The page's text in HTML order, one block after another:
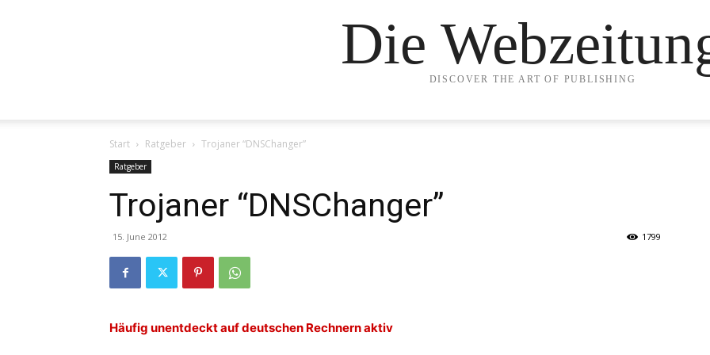
Die
DISCOVER THE ART OF PUBLISHING
Start Ratgeber Trojaner “DNSChanger”
Ratgeber
Trojaner “DNSChanger”
15. June 2012 1799
Häufig unentdeckt auf deutschen Rechnern aktiv